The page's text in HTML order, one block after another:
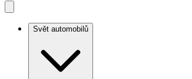
Svět automobilů